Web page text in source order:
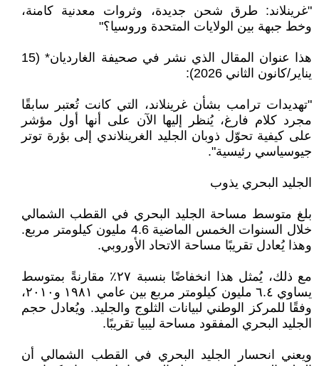
‎"‎غرينلاند: طرق شحن جديدة، وثروات معدنية كامنة،
وخط جبهة بين الولايات المتحدة وروسيا؟‎"‎
هذا عنوان المقال الذي نشر في صحيفة الغارديان* (15
يناير/كانون الثاني 2026):‏
‎"‎تهديدات ترامب بشأن غرينلاند، التي كانت تُعتبر سابقًا
مجرد كلام فارغ، يُنظر إليها الآن على أنها ‏أول مؤشر
على كيفية تحوّل ذوبان الجليد الغرينلاندي إلى بؤرة توتر
جيوسياسي رئيسية‎."‎
الجليد البحري يذوب‏
بلغ متوسط مساحة الجليد البحري في القطب الشمالي
خلال السنوات الخمس الماضية 4.6 مليون ‏كيلومتر مربع.
وهذا يُعادل تقريبًا مساحة الاتحاد الأوروبي‎.‎
مع ذلك، يُمثل هذا انخفاضًا بنسبة ٢٧٪ مقارنةً بمتوسط
يساوي ٦.٤ مليون كيلومتر مربع بين عامي ‏‏١٩٨١ و٢٠١٠،
وفقًا للمركز الوطني لبيانات الثلوج والجليد. ويُعادل حجم
الجليد البحري المفقود مساحة ليبيا ‏تقريبًا‎.‎
ويعني انحسار الجليد البحري في القطب الشمالي أن